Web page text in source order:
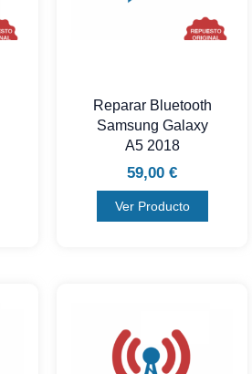
Reparar Bluetooth
Samsung Galaxy
A5 2018
59,00 €
Ver Producto